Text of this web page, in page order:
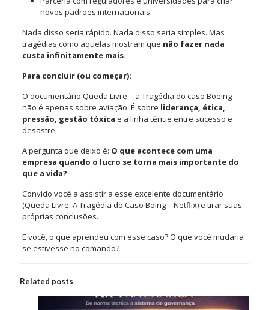
novos padrões internacionais.
Nada disso seria rápido. Nada disso seria simples. Mas
tragédias como aquelas mostram que não fazer nada
custa infinitamente mais.
Para concluir (ou começar):
O documentário Queda Livre – a Tragédia do caso Boeing
não é apenas sobre aviação. É sobre liderança, ética,
pressão, gestão tóxica e a linha tênue entre sucesso e
desastre.
A pergunta que deixo é: O que acontece com uma
empresa quando o lucro se torna mais importante do
que a vida?
Convido você a assistir a esse excelente documentário
(Queda Livre: A Tragédia do Caso Boing – Netflix) e tirar suas
próprias conclusões.
E você, o que aprendeu com esse caso? O que você mudaria
se estivesse no comando?
Related posts